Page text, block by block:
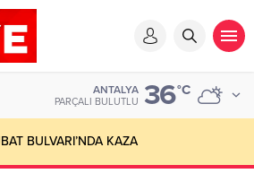
ANTALYA
PARÇALI BULUTLU 36°C
BULVARI’NDA KAZA